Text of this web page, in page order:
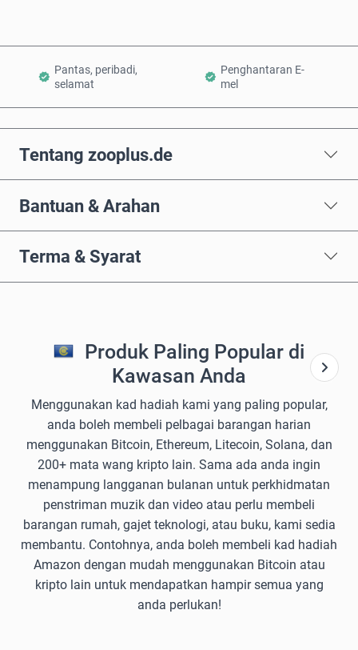
Pantas, peribadi,
selamat
Penghantaran E-
mel
Tentang zooplus.de
Bantuan & Arahan
Terma & Syarat
Produk Paling Popular di
Kawasan Anda
Menggunakan kad hadiah kami yang paling popular,
anda boleh membeli pelbagai barangan harian
menggunakan Bitcoin, Ethereum, Litecoin, Solana, dan
200+ mata wang kripto lain. Sama ada anda ingin
menampung langganan bulanan untuk perkhidmatan
penstriman muzik dan video atau perlu membeli
barangan rumah, gajet teknologi, atau buku, kami sedia
membantu. Contohnya, anda boleh membeli kad hadiah
Amazon dengan mudah menggunakan Bitcoin atau
kripto lain untuk mendapatkan hampir semua yang
anda perlukan!